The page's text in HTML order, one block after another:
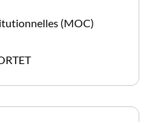
(MOC)